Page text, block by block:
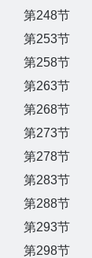
第248节
第253节
第258节
第263节
第268节
第273节
第278节
第283节
第288节
第293节
第298节